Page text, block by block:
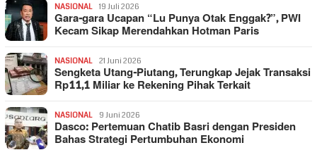
NASIONAL 19 Juli 2026
Gara-gara Ucapan “Lu Punya Otak Enggak?”, PWI
Kecam Sikap Merendahkan Hotman Paris
NASIONAL 21 Juni 2026
Sengketa Utang-Piutang, Terungkap Jejak Transaksi
Rp11,1 Miliar ke Rekening Pihak Terkait
NASIONAL 9 Juni 2026
Dasco: Pertemuan Chatib Basri dengan Presiden
Bahas Strategi Pertumbuhan Ekonomi